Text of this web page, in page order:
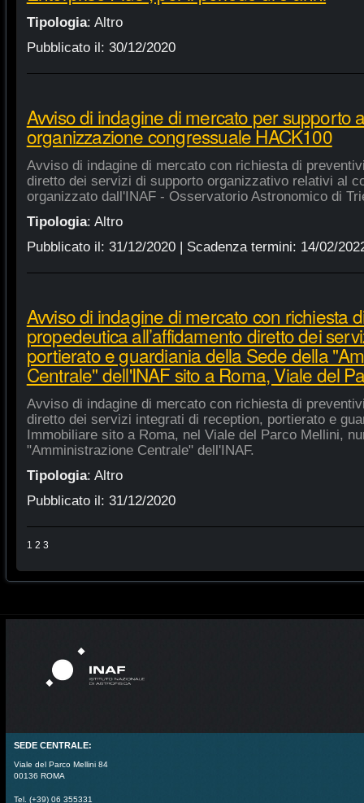
Tipologia: Altro
Pubblicato il: 30/12/2020
Avviso di indagine di mercato per supporto
organizzazione congressuale HACK100
Avviso di indagine di mercato con richiesta di
diretto dei servizi di supporto organizzativo relativi al
organizzato dall'INAF - Osservatorio Astronomico di
Tipologia: Altro
Pubblicato il: 31/12/2020| Scadenza termini: 14/02/
Avviso di indagine di mercato con richiesta
propedeutica all’affidamento diretto dei
portierato e guardiania della Sede della
Centrale" dell'INAF sito a Roma, Viale del
Avviso di indagine di mercato con richiesta di
diretto dei servizi integrati di reception, portierato e
Immobiliare sito a Roma, nel Viale del Parco Mellini,
"Amministrazione Centrale" dell'INAF.
Tipologia: Altro
Pubblicato il: 31/12/2020
1 2 3
SEDE CENTRALE:
Viale del Parco Mellini 84
00136 ROMA
Tel. (+39) 06 355331